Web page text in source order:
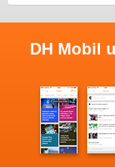
DH Mobil